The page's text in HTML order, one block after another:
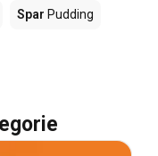
Spar Pudding